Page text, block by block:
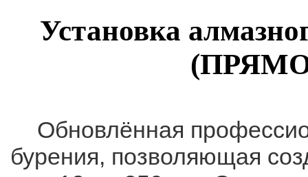
Установка
Обновлённая
бурения, позволяющая